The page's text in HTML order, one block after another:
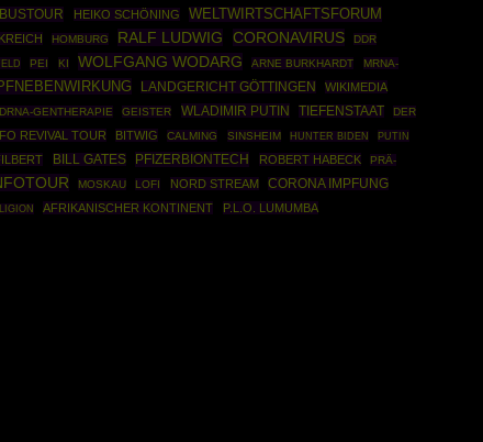
BUSTOUR HEIKO SCHÖNING WELTWIRTSCHAFTSFORUM
HOMBURG RALF LUDWIG CORONAVIRUS
DDR
PEI KI WOLFGANG WODARG ARNE BURKHARDT
MRNA-
LANDGERICHT GÖTTINGEN WIKIMEDIA
GENTHERAPIE GEISTER WLADIMIR PUTIN TIEFENSTAAT
DER
REVIVAL TOUR BITWIG CALMING SINSHEIM HUNTER BIDEN
PUTIN
BILL GATES PFIZERBIONTECH ROBERT HABECK
PRÄ-
MOSKAU LOFI NORD STREAM CORONA IMPFUNG
AFRIKANISCHER KONTINENT P.L.O. LUMUMBA